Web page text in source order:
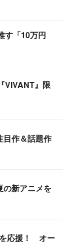
す「10万円
VIVANT』限
目作＆話題作
の新アニメを
応援！ オー